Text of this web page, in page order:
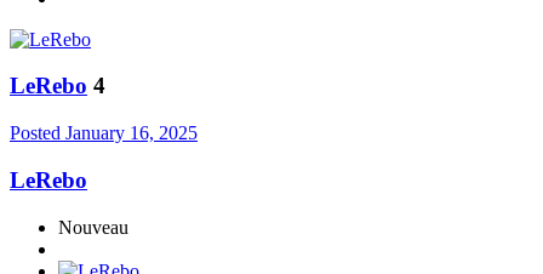
LeRebo 4
Posted January 16, 2025
LeRebo
Nouveau